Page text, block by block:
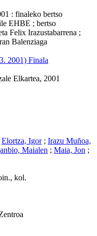
: finaleko bertso
EHBE ; bertso
Felix Irazustabarrena ;
Balenziaga
2001) Finala
Elkartea, 2001
Elortza, Igor; Irazu Muñoa,
Maialen ; Maia, Jon ;
kol.